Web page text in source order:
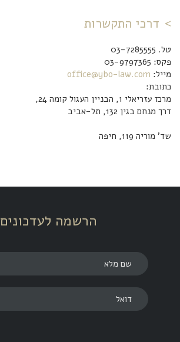
דרכי התקשרות
טל. 03-7285555
פקס: 03-9797365
מייל: office@ybo-law.com
כתובת:
מרכז עזריאלי 1, הבניין העגול קומה 24,
דרך מנחם בגין 132, תל-אביב
שד' מוריה 119, חיפה
הרשמה לעדכונים